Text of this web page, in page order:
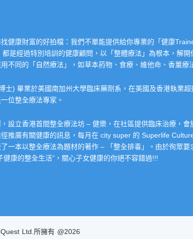
找健康財富的好拍檔：我們不單能提供給你專業的「健康
都是經過特別培訓的健康顧問，以「整體療法」為根本，解
不同的「自然療法」，如草本葯物、食療、維他命、香薰療
士) 畢業於美國南加州大學臨床藥劑系，在美國及香港執業
位整全療法專家。
設立香港首間整全療法坊 – 健樂，在社區提供臨床治療，
推廣有關健康的訊息，每月在 city super 的 Superlife
一本以整全療法為題材的著作 – 「整全排毒」。由於徇眾
健康的整全生活”，關心子女健康的你絕不容錯過!!!
Ltd.所擁有 @2026